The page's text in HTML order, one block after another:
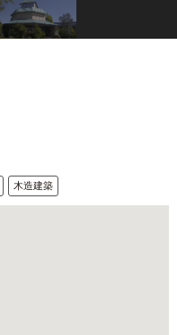
木造建築